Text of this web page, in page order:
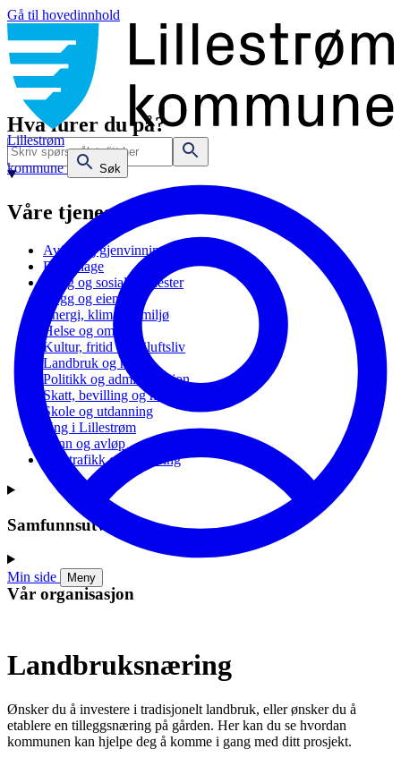
Gå til hovedinnhold
Lillestrøm
kommune
Søk
Min side Meny
Hva lurer du på?
Våre tjenester
Avfall og gjenvinning
Barnehage
Bolig og sosiale tjenester
Bygg og eiendom
Energi, klima og miljø
Helse og omsorg
Kultur, fritid og friluftsliv
Landbruk og natur
Politikk og administrasjon
Skatt, bevilling og næring
Skole og utdanning
Ung i Lillestrøm
Vann og avløp
Vei, trafikk og parkering
Samfunnsutvikling
Vår organisasjon
Landbruksnæring
Ønsker du å investere i tradisjonelt landbruk, eller ønsker du å
etablere en tilleggsnæring på gården. Her kan du se hvordan
kommunen kan hjelpe deg å komme i gang med ditt prosjekt.